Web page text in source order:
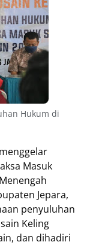
Hukum di
Masuk
Jepara,
penyuluhan
Keling
dan dihadiri